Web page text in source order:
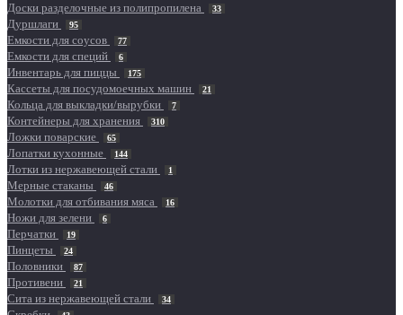
Доски разделочные из полипропилена 33
Дуршлаги 95
Емкости для соусов 77
Емкости для специй 6
Инвентарь для пиццы 175
Кассеты для посудомоечных машин 21
Кольца для выкладки/вырубки 7
Контейнеры для хранения 310
Ложки поварские 65
Лопатки кухонные 144
Лотки из нержавеющей стали 1
Мерные стаканы 46
Молотки для отбивания мяса 16
Ножи для зелени 6
Перчатки 19
Пинцеты 24
Половники 87
Противени 21
Сита из нержавеющей стали 34